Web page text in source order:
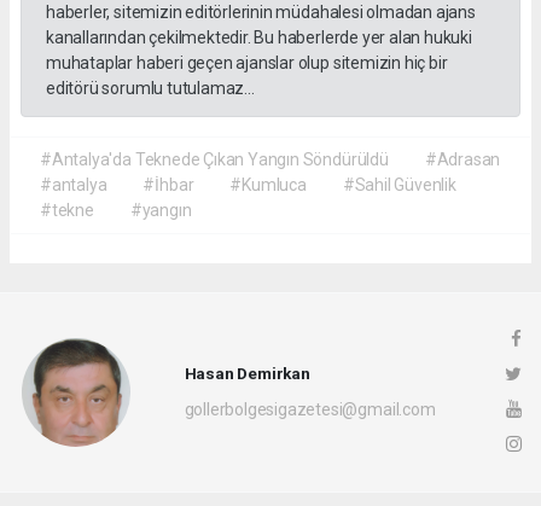
haberler, sitemizin editörlerinin müdahalesi olmadan ajans
kanallarından çekilmektedir. Bu haberlerde yer alan hukuki
muhataplar haberi geçen ajanslar olup sitemizin hiç bir
editörü sorumlu tutulamaz...
#Antalya'da Teknede Çıkan Yangın Söndürüldü
#Adrasan
#antalya
#İhbar #Kumluca
#Sahil Güvenlik
#tekne
#yangın
Hasan Demirkan
gollerbolgesigazetesi@gmail.com